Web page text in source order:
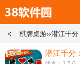
棋牌桌游››潜江千分
潜江千分